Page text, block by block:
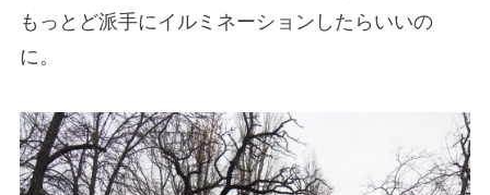
もっとど派手にイルミネーションしたらいいの
に。